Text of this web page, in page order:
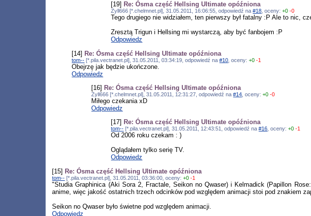
[19] Re: Ósma część Hellsing Ultimate opóźniona
Zyll666 [*.chelmnet.pl], 31.05.2011, 16:06:55, odpowiedź na#18 , oceny:+0 -0
Tego drugiego nie widziałem, ten pierwszy był fatalny :P Ale to nic,
Zresztą Trigun i Hellsing mi wystarczą, aby być fanbojem :P
Odpowiedz
[14] Re: Ósma część Hellsing Ultimate opóźniona
tom-- [*.pila.vectranet.pl], 31.05.2011, 03:34:19, odpowiedź na#10 , oceny:+0 -1
Obejrzę jak będzie ukończone.
Odpowiedz
[16] Re: Ósma część Hellsing Ultimate opóźniona
Zyll666 [*.chelmnet.pl], 31.05.2011, 12:31:27, odpowiedź na#14 , oceny:+0 -0
Miłego czekania xD
Odpowiedz
[17] Re: Ósma część Hellsing Ultimate opóźniona
tom-- [*.pila.vectranet.pl], 31.05.2011, 12:43:51, odpowiedź na#16 , oceny:+0 -1
Od 2006 roku czekam : )
Oglądałem tylko serię TV.
Odpowiedz
[15] Re: Ósma część Hellsing Ultimate opóźniona
tom-- [*.pila.vectranet.pl], 31.05.2011, 03:36:00, oceny:+0 -1
"Studia Graphinica (Aki Sora 2, Fractale, Seikon no Qwaser) i Kelmadick (Papillon
anime, więc jakość ostatnich trzech odcinków pod względem animacji stoi pod znakiem
Seikon no Qwaser było świetne pod względem animacji.
Odpowiedz